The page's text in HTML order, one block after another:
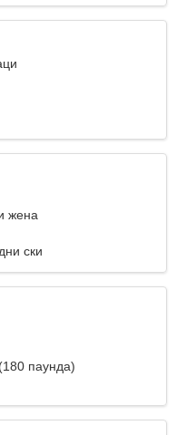
жена
ски
паунда)